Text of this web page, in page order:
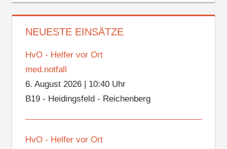
NEUESTE EINSÄTZE
HvO - Helfer vor Ort
med.notfall
6. August 2026| 10:40 Uhr
B19 - Heidingsfeld - Reichenberg
HvO - Helfer vor Ort